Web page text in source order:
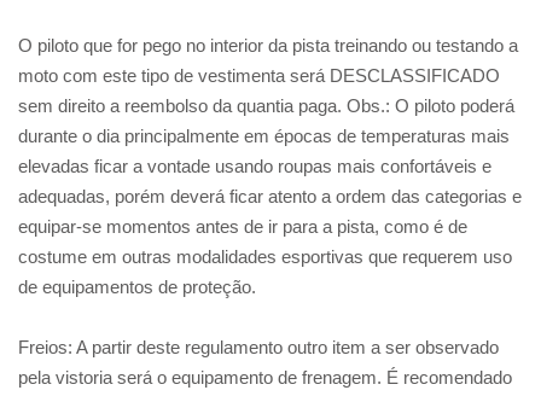
O piloto que for pego no interior da pista treinando ou testando a
moto com este tipo de vestimenta será DESCLASSIFICADO
sem direito a reembolso da quantia paga. Obs.: O piloto poderá
durante o dia principalmente em épocas de temperaturas mais
elevadas ficar a vontade usando roupas mais confortáveis e
adequadas, porém deverá ficar atento a ordem das categorias e
equipar-se momentos antes de ir para a pista, como é de
costume em outras modalidades esportivas que requerem uso
de equipamentos de proteção.
Freios: A partir deste regulamento outro item a ser observado
pela vistoria será o equipamento de frenagem. É recomendado